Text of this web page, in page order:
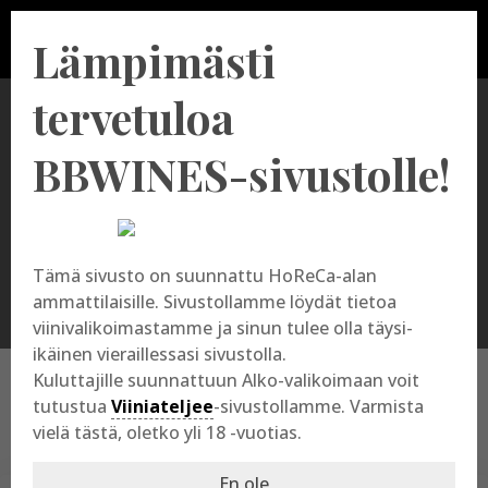
Tuotevalikoimamme
Products
search
Lämpimästi
tervetuloa
BBWINES-sivustolle!
Tämä sivusto on suunnattu HoReCa-alan
ammattilaisille. Sivustollamme löydät tietoa
viinivalikoimastamme ja sinun tulee olla täysi-
ikäinen vieraillessasi sivustolla.
Kuluttajille suunnattuun Alko-valikoimaan voit
tutustua Viiniateljee-sivustollamme. Varmista
vielä tästä, oletko yli 18 -vuotias.
En ole